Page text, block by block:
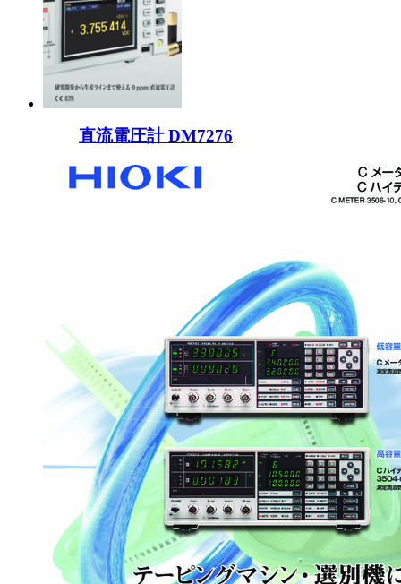
直流電圧計 DM7276